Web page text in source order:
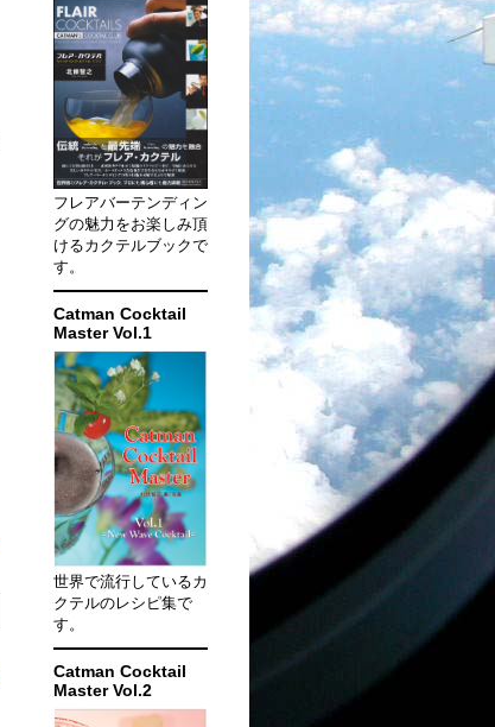
フレアバーテンディン
グの魅力をお楽しみ頂
けるカクテルブックで
す。
Catman Cocktail
Master Vol.1
世界で流行しているカ
クテルのレシピ集で
す。
Catman Cocktail
Master Vol.2